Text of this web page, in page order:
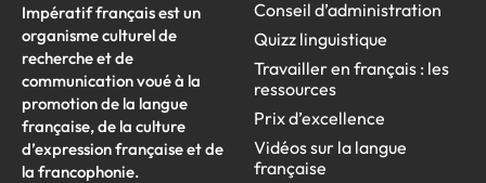
Impératif français est un
organisme culturel de
recherche et de
communication voué à la
promotion de la langue
française, de la culture
d’expression française et de
la francophonie.
Conseil d’administration
Quizz linguistique
Travailler en français : les
ressources
Prix d’excellence
Vidéos sur la langue
française